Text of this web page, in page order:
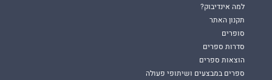
למה אינדיבוק?
תקנון האתר
סופרים
סדרות ספרים
הוצאות ספרים
ספרים במבצעים ושיתופי פעולה